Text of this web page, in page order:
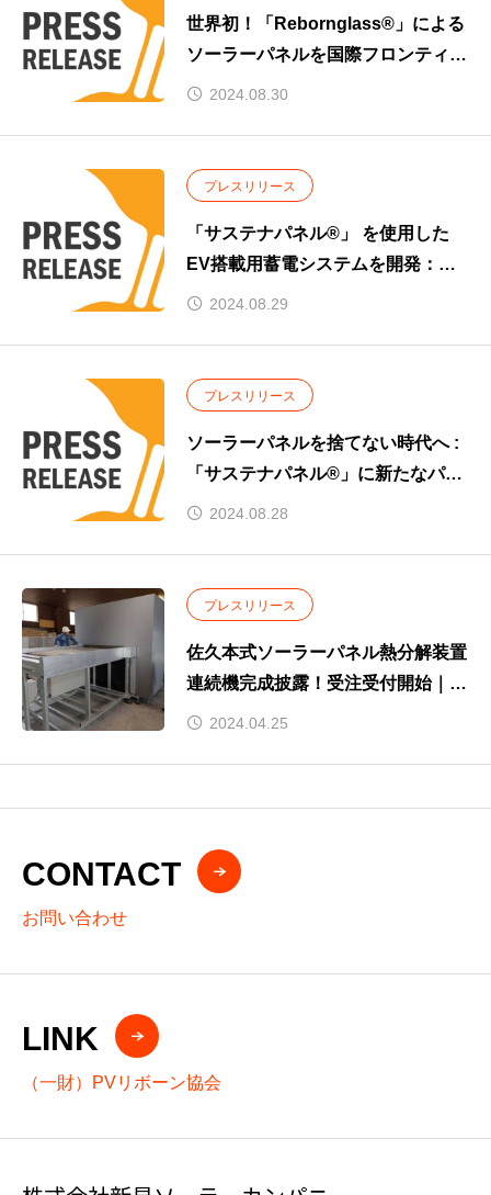
世界初！「Rebornglass®」による
ソーラーパネルを国際フロンティア
産業メッセ2024で展示
2024.08.30
プレスリリース
「サステナパネル®」 を使用した
EV搭載用蓄電システムを開発：災
害対策と環境問題に備え
2024.08.29
プレスリリース
ソーラーパネルを捨てない時代へ :
「サステナパネル®」に新たなパッ
ケージ商品を発表
2024.08.28
プレスリリース
佐久本式ソーラーパネル熱分解装置
連続機完成披露！受注受付開始｜第
１号機導入企業も決定
2024.04.25
CONTACT
お問い合わせ
LINK
（一財）PVリボーン協会